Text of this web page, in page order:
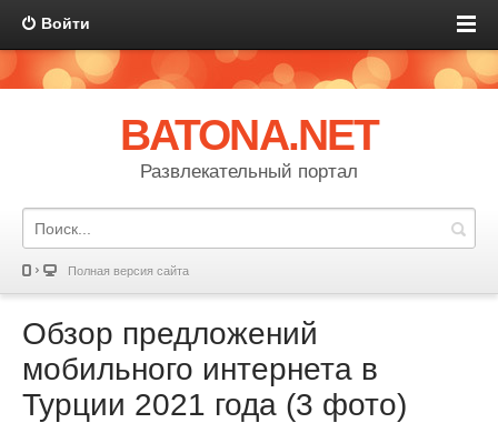
Войти
BATONA.NET
Развлекательный портал
Полная версия сайта
Обзор предложений
мобильного интернета в
Турции 2021 года (3 фото)